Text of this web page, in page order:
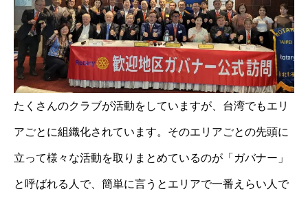
たくさんのクラブが活動をしていますが、台湾でもエリ
アごとに組織化されています。そのエリアごとの先頭に
立って様々な活動を取りまとめているのが「ガバナー」
と呼ばれる人で、簡単に言うとエリアで一番えらい人で